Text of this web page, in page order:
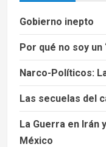
Gobierno inepto
Por qué no soy un
Narco-Políticos:
Las secuelas del
La Guerra en Irán
México